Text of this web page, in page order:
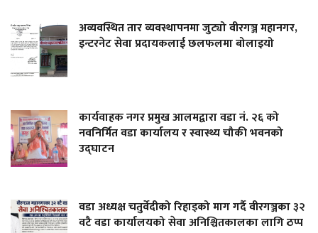
अव्यवस्थित तार व्यवस्थापनमा जुट्यो वीरगञ्ज महानगर,
इन्टरनेट सेवा प्रदायकलाई छलफलमा बोलाइयो
कार्यवाहक नगर प्रमुख आलमद्वारा वडा नं. २६ को
नवनिर्मित वडा कार्यालय र स्वास्थ्य चौकी भवनको
उद्घाटन
वडा अध्यक्ष चतुर्वेदीको रिहाइको माग गर्दै वीरगञ्जका ३२
वटै वडा कार्यालयको सेवा अनिश्चितकालका लागि ठप्प